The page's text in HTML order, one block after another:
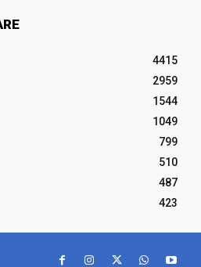
4415
2959
1544
1049
799
510
487
423